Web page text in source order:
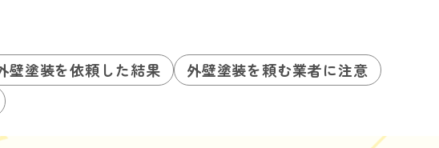
壁塗装を依頼した結果
外壁塗装を頼む業者に注意